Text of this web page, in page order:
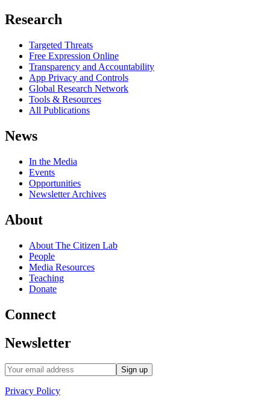
Research
Targeted Threats
Free Expression Online
Transparency and Accountability
App Privacy and Controls
Global Research Network
Tools & Resources
All Publications
News
In the Media
Events
Opportunities
Newsletter Archives
About
About The Citizen Lab
People
Media Resources
Teaching
Donate
Connect
Newsletter
Privacy Policy